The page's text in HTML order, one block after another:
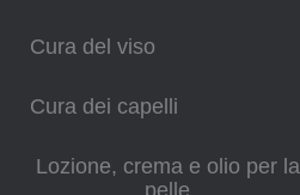
Cura del viso
Cura dei capelli
Lozione, crema e olio per la
pelle